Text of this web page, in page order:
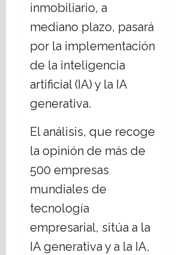
inmobiliario, a
mediano plazo, pasará
por la implementación
de la inteligencia
artificial (IA) y la IA
generativa.
El análisis, que recoge
la opinión de más de
500 empresas
mundiales de
tecnología
empresarial, sitúa a la
IA generativa y a la IA,